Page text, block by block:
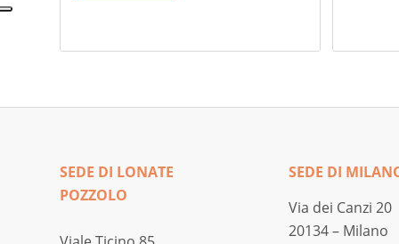
SEDE DI LONATE
POZZOLO
SEDE DI
Via dei Canzi 20
20134 – Milano